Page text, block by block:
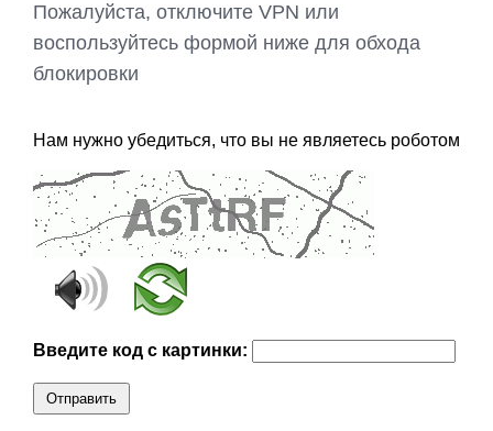
Пожалуйста, отключите VPN или
воспользуйтесь формой ниже для обхода
блокировки
Нам нужно убедиться, что вы не являетесь роботом
Введите код с картинки:
Отправить